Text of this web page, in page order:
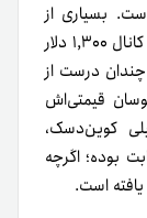
بسیاری از
پیش‌بینی‌ها حاکی از آن بود که قیمت اتریوم در کانال ۱,۳۰۰ دلار
درست از
قیمتی‌اش
کوین‌دسک،
بوده؛ اگرچه